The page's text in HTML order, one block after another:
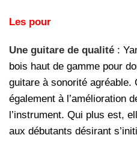
Les pour
Une guitare de qualité :
bois haut de gamme pour
guitare à sonorité agréable.
également à l’amélioration
l’instrument. Qui plus est,
aux débutants désirant